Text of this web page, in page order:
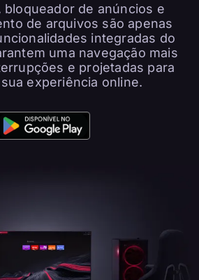
bloqueador de anúncios e
de arquivos são apenas
integradas do
uma navegação mais
e projetadas para
experiência online.